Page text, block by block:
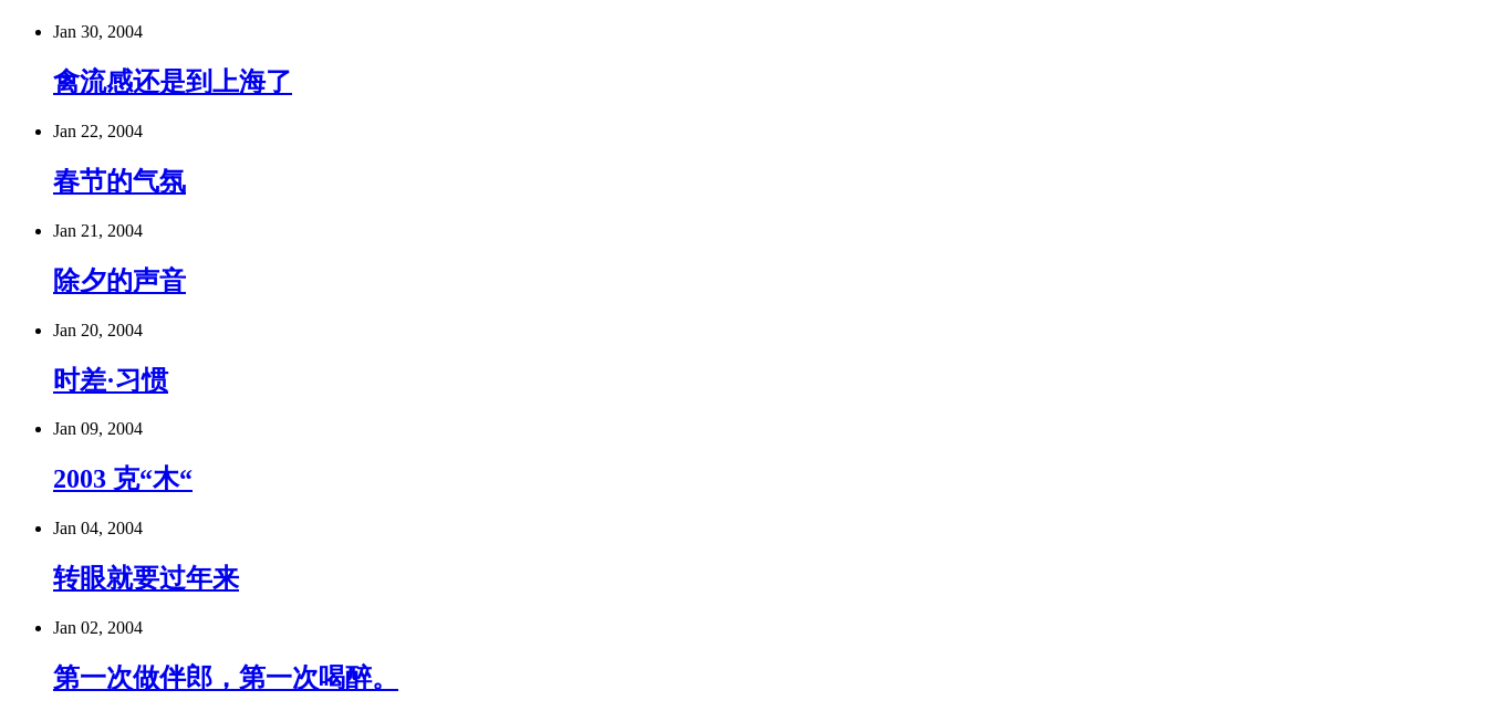
Jan 30, 2004
禽流感还是到上海了
Jan 22, 2004
春节的气氛
Jan 21, 2004
除夕的声音
Jan 20, 2004
时差·习惯
Jan 09, 2004
2003 克“木“
Jan 04, 2004
转眼就要过年来
Jan 02, 2004
第一次做伴郎，第一次喝醉。